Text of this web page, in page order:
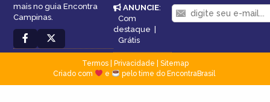
mais no guia Encontra
Campinas.
ANUNCIE:
Com
destaque |
Grátis
Termos| Privacidade
Sitemap
Criado com
e pelo time do EncontraBrasil